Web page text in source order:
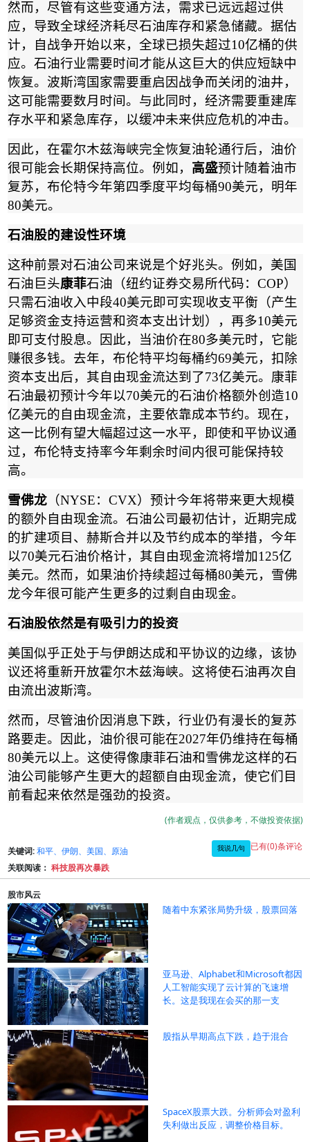
然而，尽管有这些变通方法，需求已远远超过供
应，导致全球经济耗尽石油库存和紧急储藏。据估
计，自战争开始以来，全球已损失超过10亿桶的供
应。石油行业需要时间才能从这巨大的供应短缺中
恢复。波斯湾国家需要重启因战争而关闭的油井，
这可能需要数月时间。与此同时，经济需要重建库
存水平和紧急库存，以缓冲未来供应危机的冲击。
因此，在霍尔木兹海峡完全恢复油轮通行后，油价
很可能会长期保持高位。例如， 高盛预计随着油市
复苏，布伦特今年第四季度平均每桶90美元，明年
80美元。
石油股的建设性环境
这种前景对石油公司来说是个好兆头。例如，美国
石油巨头康菲石油（纽约证券交易所代码： COP）
只需石油收入中段40美元即可实现收支平衡（产生
足够资金支持运营和资本支出计划），再多10美元
即可支付股息。因此，当油价在80多美元时，它能
赚很多钱。去年，布伦特平均每桶约69美元，扣除
资本支出后，其自由现金流达到了73亿美元。康菲
石油最初预计今年以70美元的石油价格额外创造10
亿美元的自由现金流，主要依靠成本节约。现在，
这一比例有望大幅超过这一水平，即使和平协议通
过，布伦特支持率今年剩余时间内很可能保持较
高。
雪佛龙（NYSE： CVX）预计今年将带来更大规模
的额外自由现金流。石油公司最初估计，近期完成
的扩建项目、赫斯合并以及节约成本的举措，今年
以70美元石油价格计，其自由现金流将增加125亿
美元。然而，如果油价持续超过每桶80美元，雪佛
龙今年很可能产生更多的过剩自由现金。
石油股依然是有吸引力的投资
美国似乎正处于与伊朗达成和平协议的边缘，该协
议还将重新开放霍尔木兹海峡。这将使石油再次自
由流出波斯湾。
然而，尽管油价因消息下跌，行业仍有漫长的复苏
路要走。因此，油价很可能在2027年仍维持在每桶
80美元以上。这使得像康菲石油和雪佛龙这样的石
油公司能够产生更大的超额自由现金流，使它们目
前看起来依然是强劲的投资。
(作者观点，仅供参考，不做投资依据)
关键词: 和平、伊朗、美国、原油 我说几句 已有(0)条评论
关联阅读： 科技股再次暴跌
股市风云
随着中东紧张局势升级，股票回落
亚马逊、Alphabet和Microsoft都因
人工智能实现了云计算的飞速增
长。这是我现在会买的那一支
股指从早期高点下跌，趋于混合
SpaceX股票大跌。分析师会对盈利
失利做出反应，调整价格目标。